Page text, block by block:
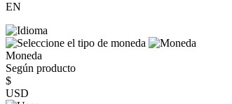
EN
Moneda
Según producto
$
USD